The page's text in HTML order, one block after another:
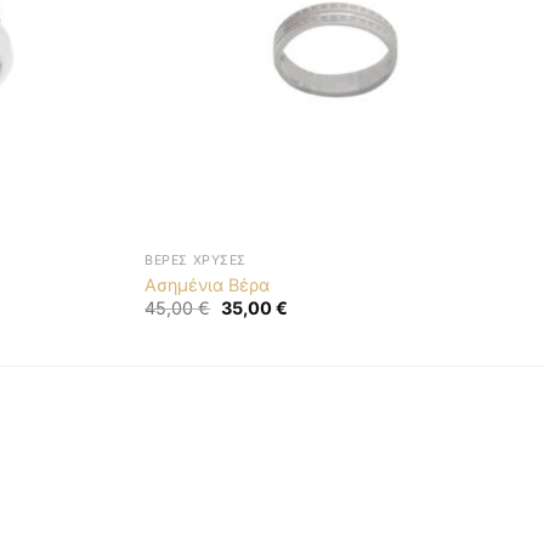
ΒΈΡΕΣ ΧΡΥΣΈΣ
Ασημένια Βέρα
45,00€ Original
price
35,00€Η